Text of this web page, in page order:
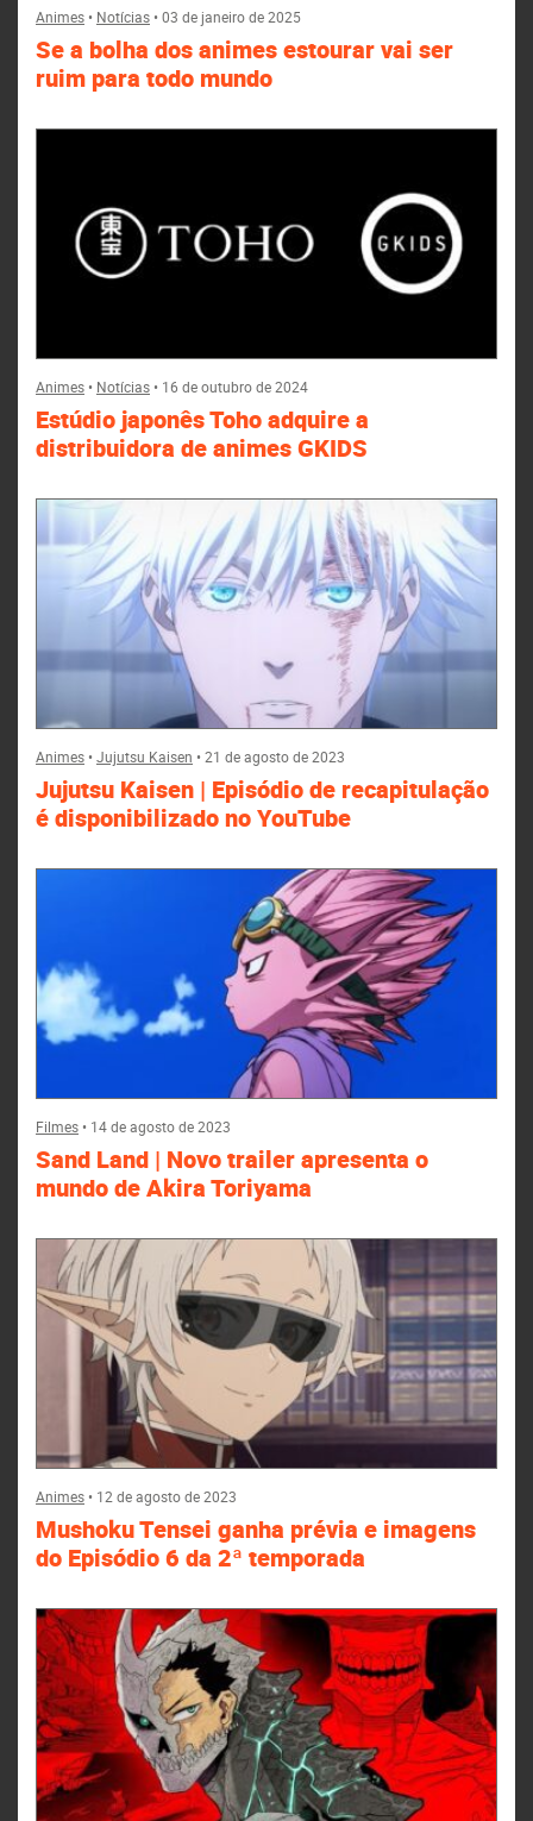
Animes• Notícias•03 de janeiro de 2025
Se a bolha dos animes estourar vai ser
ruim para todo mundo
Animes• Notícias• 16 de outubro de 2024
Estúdio japonês Toho adquire a
distribuidora de animes GKIDS
Animes•Jujutsu Kaisen •21 de agosto de 2023
Jujutsu Kaisen | Episódio de recapitulação
é disponibilizado no YouTube
Filmes• 14 de agosto de 2023
Sand Land | Novo trailer apresenta o
mundo de Akira Toriyama
Animes• 12 de agosto de 2023
Mushoku Tensei ganha prévia e imagens
do Episódio 6 da 2ª temporada